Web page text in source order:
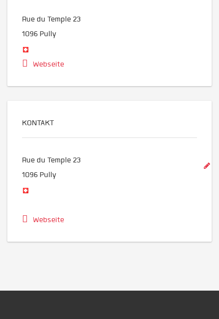
Rue du Temple 23
1096 Pully
Webseite
KONTAKT
Rue du Temple 23
1096 Pully
Webseite